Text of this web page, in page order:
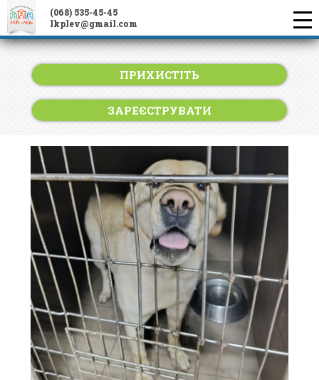
(068) 535-45-45
lkplev@gmail.com
ПРИХИСТІТЬ
ЗАРЕЄСТРУВАТИ